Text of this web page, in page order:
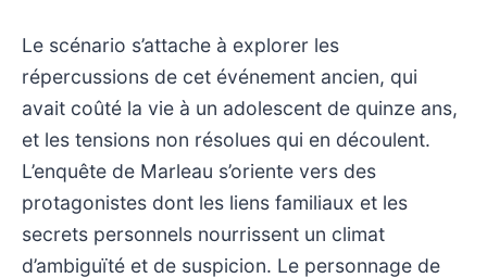
Le scénario s’attache à explorer les
répercussions de cet événement ancien, qui
avait coûté la vie à un adolescent de quinze ans,
et les tensions non résolues qui en découlent.
L’enquête de Marleau s’oriente vers des
protagonistes dont les liens familiaux et les
secrets personnels nourrissent un climat
d’ambiguïté et de suspicion. Le personnage de